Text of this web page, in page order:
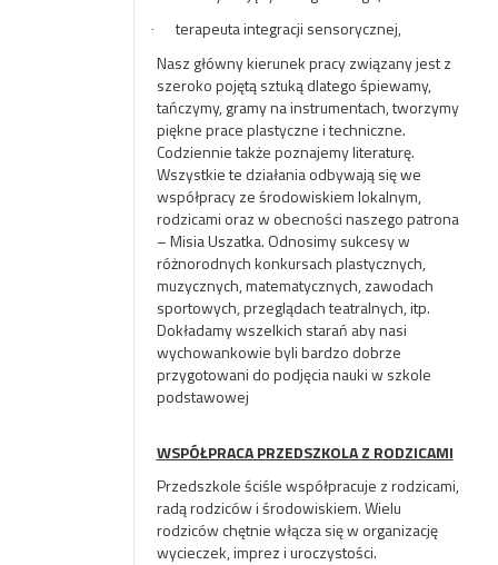
·
terapeuta integracji sensorycznej,
Nasz główny kierunek pracy związany jest z
szeroko pojętą sztuką dlatego śpiewamy,
tańczymy, gramy na instrumentach, tworzymy
piękne prace plastyczne i techniczne.
Codziennie także poznajemy literaturę.
Wszystkie te działania odbywają się we
współpracy ze środowiskiem lokalnym,
rodzicami oraz w obecności naszego patrona
– Misia Uszatka. Odnosimy sukcesy w
różnorodnych konkursach plastycznych,
muzycznych, matematycznych, zawodach
sportowych, przeglądach teatralnych, itp.
Dokładamy wszelkich starań aby nasi
wychowankowie byli bardzo dobrze
przygotowani do podjęcia nauki w szkole
podstawowej
WSPÓŁPRACA PRZEDSZKOLA Z RODZICAMI
Przedszkole ściśle współpracuje z rodzicami,
radą rodziców i środowiskiem. Wielu
rodziców chętnie włącza się w organizację
wycieczek, imprez i uroczystości.